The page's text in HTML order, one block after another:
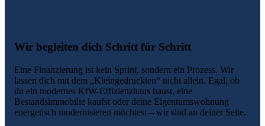
Wir begleiten dich Schritt für Schritt
Eine Finanzierung ist kein Sprint, sondern ein Prozess. Wir
lassen dich mit dem „Kleingedruckten“ nicht allein. Egal, ob
du ein modernes KfW-Effizienzhaus baust, eine
Bestandsimmobilie kaufst oder deine Eigentumswohnung
energetisch modernisieren möchtest – wir sind an deiner Seite.